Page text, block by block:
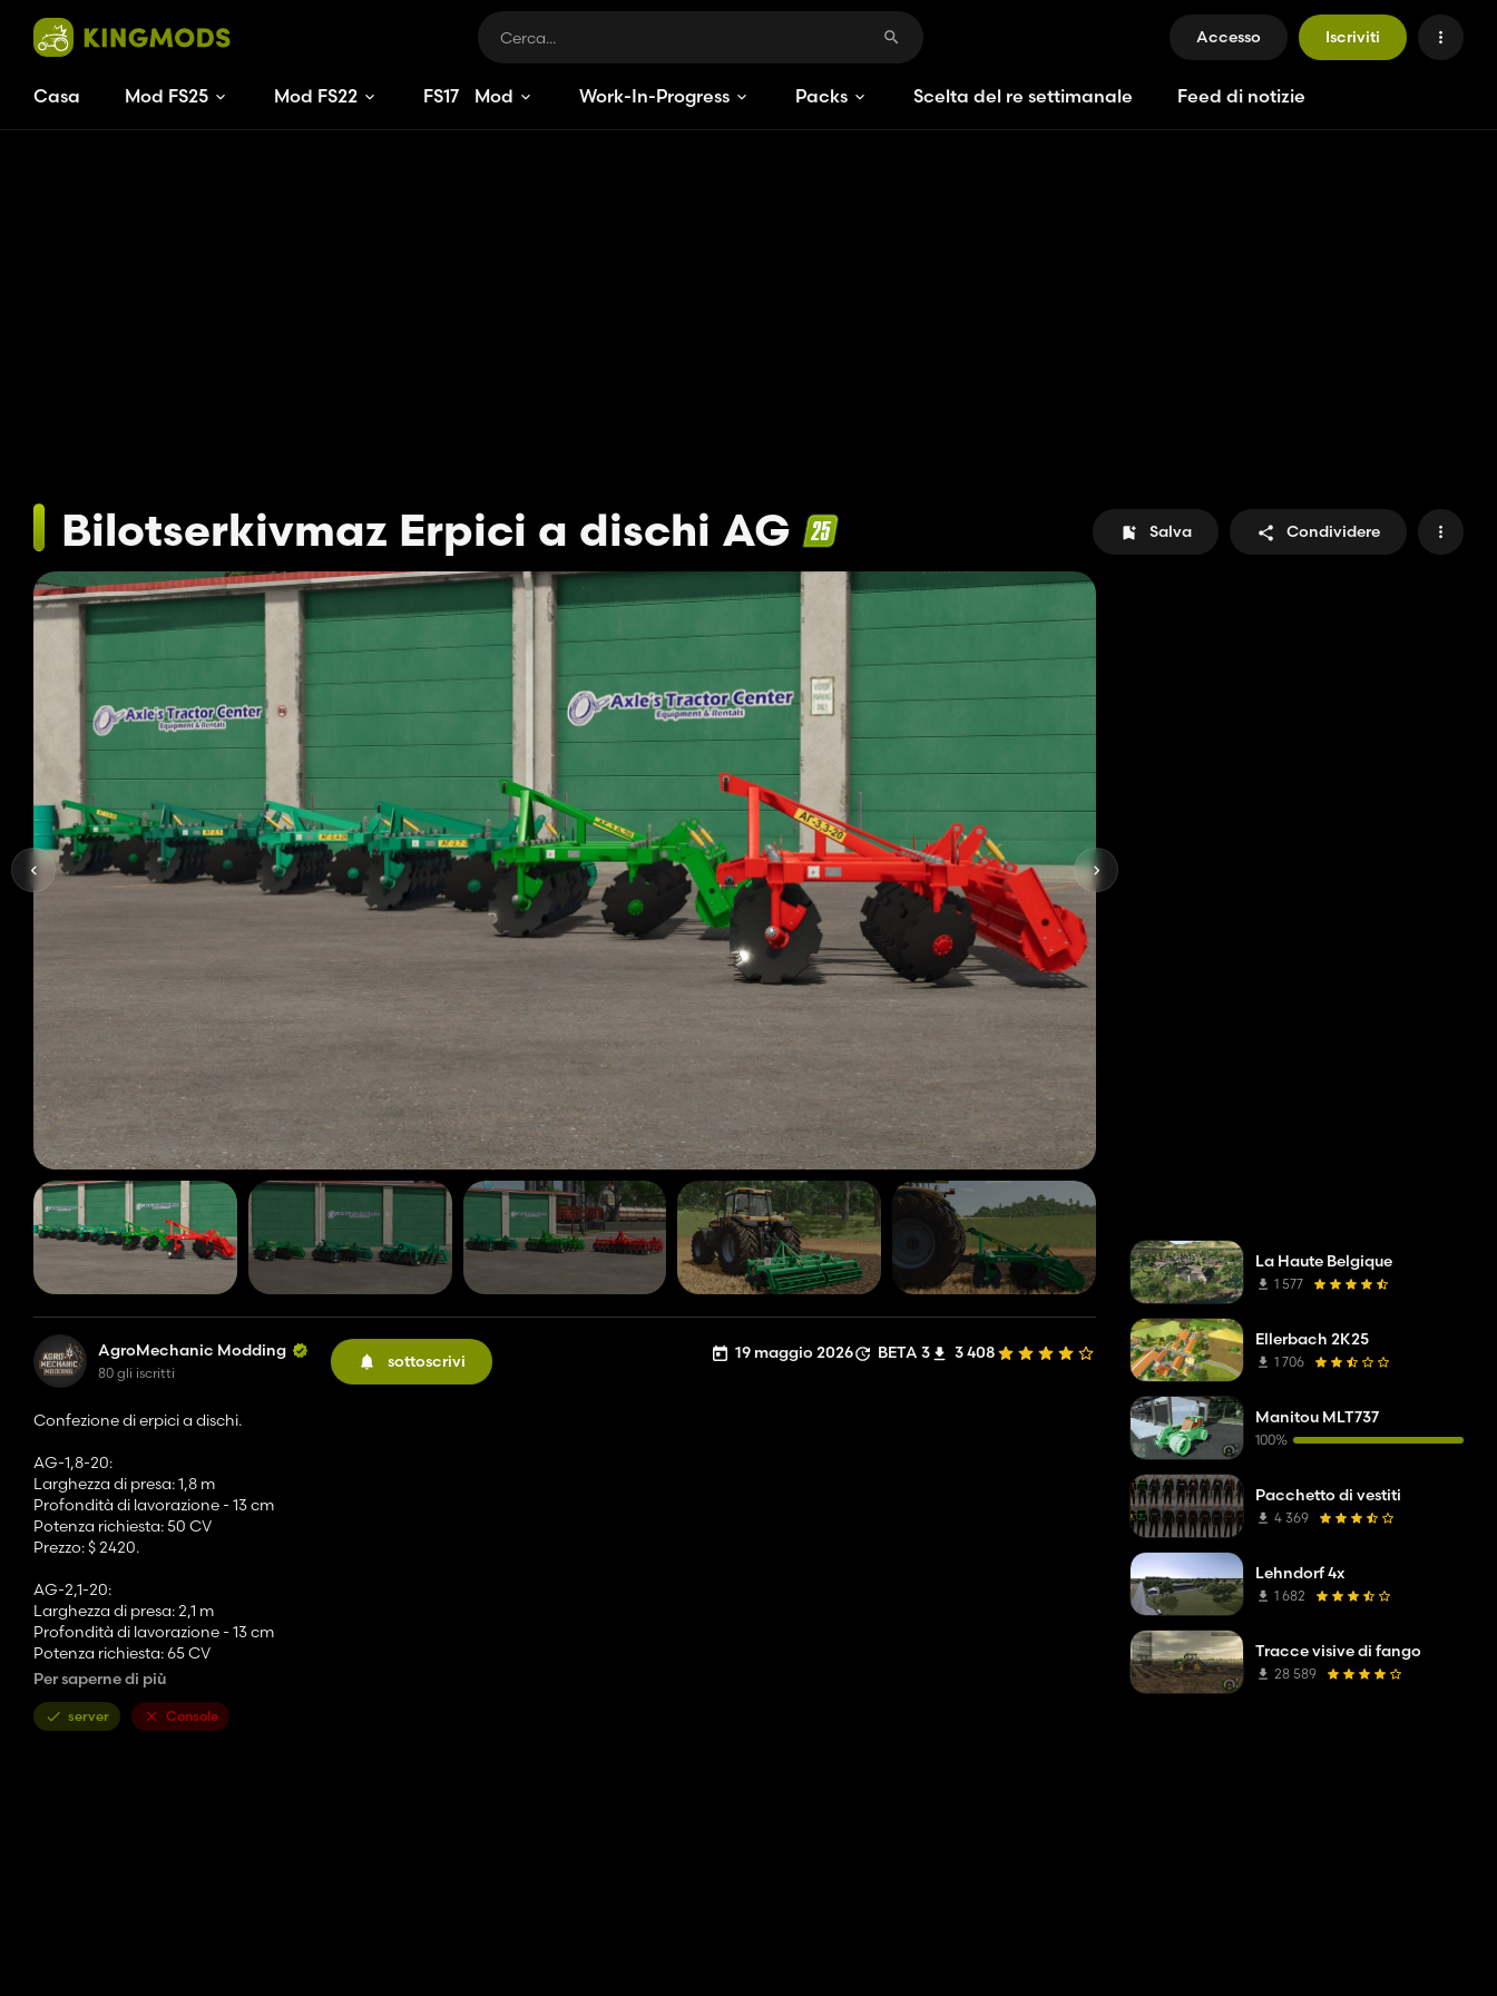
Accesso Iscriviti
Casa Mod FS25 Mod FS22 FS17 Mod Work-In-Progress Packs Scelta del re settimanale Feed di notizie
Bilotserkivmaz Erpici a dischi AG Salva Condividere
AgroMechanic Modding
80 gli iscritti
sottoscrivi 19 maggio 2026 BETA 3 3 408
Confezione di erpici a dischi.
AG-1,8-20:
Larghezza di presa: 1,8 m
Profondità di lavorazione - 13 cm
Potenza richiesta: 50 CV
Prezzo: $ 2420.
AG-2,1-20:
Larghezza di presa: 2,1 m
Profondità di lavorazione - 13 cm
Potenza richiesta: 65 CV
Prezzo: $ 2845.
AG-2,4-20:
Per saperne di più
server Console
La Haute Belgique
1 577
Ellerbach 2K25
1 706
Manitou MLT737
100%
Pacchetto di vestiti
4 369
Lehndorf 4x
1 682
Tracce visive di fango
28 589